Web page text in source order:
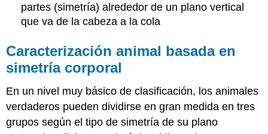
partes (simetría) alrededor de un plano vertical
que va de la cabeza a la cola
Caracterización animal basada en
simetría corporal
En un nivel muy básico de clasificación, los animales
verdaderos pueden dividirse en gran medida en tres
grupos según el tipo de simetría de su plano